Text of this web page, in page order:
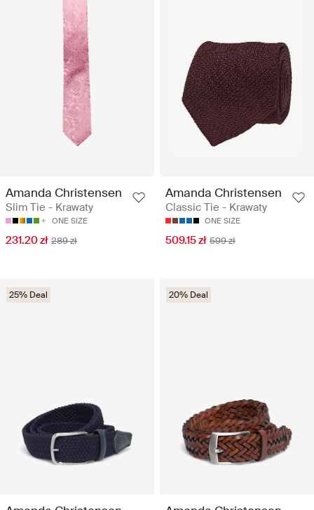
Amanda Christensen
Slim Tie - Krawaty
ONE SIZE
231.20 zł 289 zł
Amanda Christensen
Classic Tie - Krawaty
ONE SIZE
509.15 zł 599 zł
25% Deal 20% Deal